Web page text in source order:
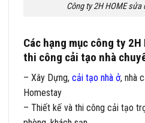
Công ty 2H HOME
Các hạng mục công ty 2H
thi công cải tạo nhà
– Xây Dựng, cải tạo nhà ở, nhà
Homestay
– Thiết kế và thi công cải tạo